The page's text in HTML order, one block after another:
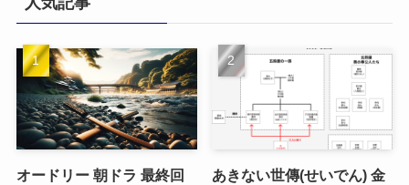
オードリー 朝ドラ 最終回
あきない世傳(せいでん) 金